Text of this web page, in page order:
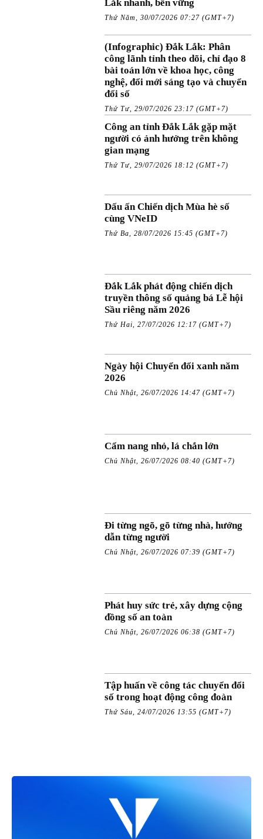
Lắk nhanh, bền vững
Thứ Năm, 30/07/2026 07:27 (GMT+7)
(Infographic) Đắk Lắk: Phân
công lãnh tỉnh theo dõi, chỉ đạo 8
bài toán lớn về khoa học, công
nghệ, đổi mới sáng tạo và chuyển
đổi số
Thứ Tư, 29/07/2026 23:17 (GMT+7)
Công an tỉnh Đắk Lắk gặp mặt
người có ảnh hưởng trên không
gian mạng
Thứ Tư, 29/07/2026 18:12 (GMT+7)
Dấu ấn Chiến dịch Mùa hè số
cùng VNeID
Thứ Ba, 28/07/2026 15:45 (GMT+7)
Đắk Lắk phát động chiến dịch
truyền thông số quảng bá Lễ hội
Sầu riêng năm 2026
Thứ Hai, 27/07/2026 12:17 (GMT+7)
Ngày hội Chuyển đổi xanh năm
2026
Chủ Nhật, 26/07/2026 14:47 (GMT+7)
Cẩm nang nhỏ, lá chắn lớn
Chủ Nhật, 26/07/2026 08:40 (GMT+7)
Đi từng ngõ, gõ từng nhà, hướng
dẫn từng người
Chủ Nhật, 26/07/2026 07:39 (GMT+7)
Phát huy sức trẻ, xây dựng cộng
đồng số an toàn
Chủ Nhật, 26/07/2026 06:38 (GMT+7)
Tập huấn về công tác chuyển đổi
số trong hoạt động công đoàn
Thứ Sáu, 24/07/2026 13:55 (GMT+7)